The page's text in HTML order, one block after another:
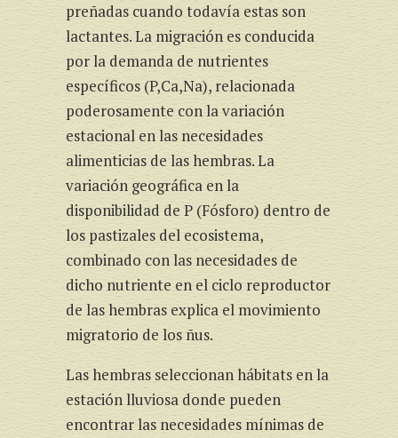
preñadas cuando todavía estas son
lactantes. La migración es conducida
por la demanda de nutrientes
específicos (P,Ca,Na), relacionada
poderosamente con la variación
estacional en las necesidades
alimenticias de las hembras. La
variación geográfica en la
disponibilidad de P (Fósforo) dentro de
los pastizales del ecosistema,
combinado con las necesidades de
dicho nutriente en el ciclo reproductor
de las hembras explica el movimiento
migratorio de los ñus.
Las hembras seleccionan hábitats en la
estación lluviosa donde pueden
encontrar las necesidades mínimas de